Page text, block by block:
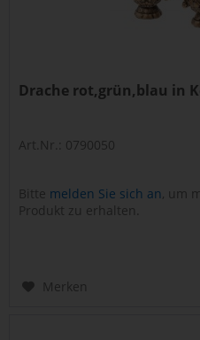
Drache rot,grün,blau in
Art.Nr.: 0790050
Bitte melden Sie sich an, um
Produkt zu erhalten.
Merken